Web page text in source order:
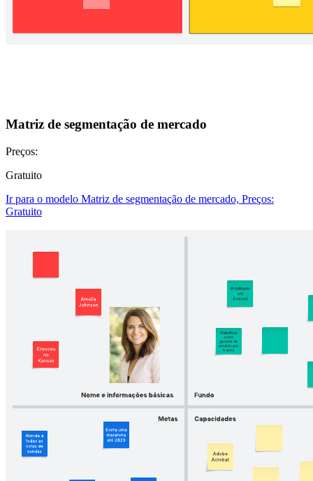
Matriz de segmentação de mercado
Preços:
Gratuito
Ir para o modelo Matriz de segmentação de mercado, Preços:
Gratuito